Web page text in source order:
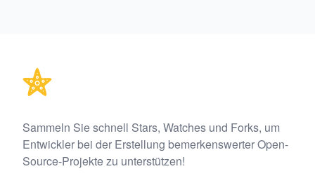
Sammeln Sie schnell Stars, Watches und Forks, um
Entwickler bei der Erstellung bemerkenswerter Open-
Source-Projekte zu unterstützen!